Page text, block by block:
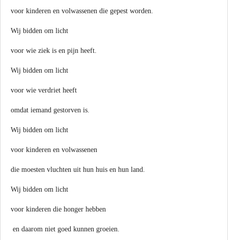
voor kinderen en volwassenen die gepest worden.
Wij bidden om licht
voor wie ziek is en pijn heeft.
Wij bidden om licht
voor wie verdriet heeft
omdat iemand gestorven is.
Wij bidden om licht
voor kinderen en volwassenen
die moesten vluchten uit hun huis en hun land.
Wij bidden om licht
voor kinderen die honger hebben
en daarom niet goed kunnen groeien.